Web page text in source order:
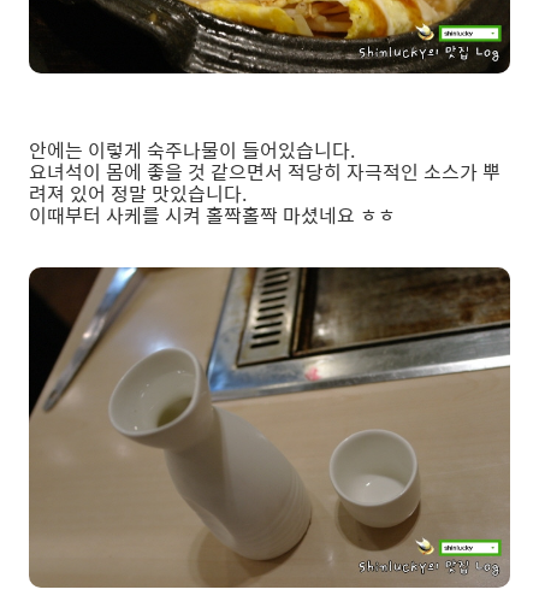
안에는 이렇게 숙주나물이 들어있습니다.
요녀석이 몸에 좋을 것 같으면서 적당히 자극적인 소스가 뿌
려져 있어 정말 맛있습니다.
이때부터 사케를 시켜 홀짝홀짝 마셨네요 ㅎㅎ